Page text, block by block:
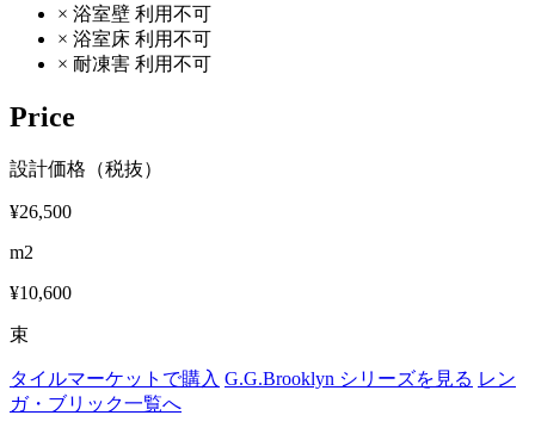
× 浴室壁 利用不可
× 浴室床 利用不可
× 耐凍害 利用不可
Price
設計価格（税抜）
¥26,500
m2
¥10,600
束
タイルマーケットで購入 G.G.Brooklyn シリーズを見る レン
ガ・ブリック一覧へ